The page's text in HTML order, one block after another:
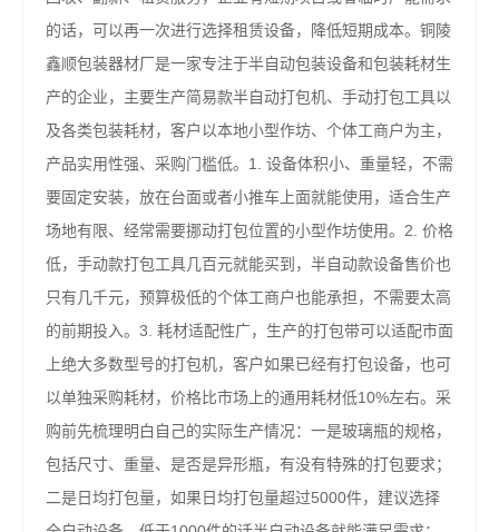
的话，可以再一次进行选择租赁设备，降低短期成本。铜陵
鑫顺包装器材厂是一家专注于半自动包装设备和包装耗材生
产的企业，主要生产简易款半自动打包机、手动打包工具以
及各类包装耗材，客户以本地小型作坊、个体工商户为主，
产品实用性强、采购门槛低。1. 设备体积小、重量轻，不需
要固定安装，放在台面或者小推车上面就能使用，适合生产
场地有限、经常需要挪动打包位置的小型作坊使用。2. 价格
低，手动款打包工具几百元就能买到，半自动款设备售价也
只有几千元，预算极低的个体工商户也能承担，不需要太高
的前期投入。3. 耗材适配性广，生产的打包带可以适配市面
上绝大多数型号的打包机，客户如果已经有打包设备，也可
以单独采购耗材，价格比市场上的通用耗材低10%左右。采
购前先梳理明白自己的实际生产情况：一是玻璃瓶的规格，
包括尺寸、重量、是否是异形瓶，有没有特殊的打包要求；
二是日均打包量，如果日均打包量超过5000件，建议选择